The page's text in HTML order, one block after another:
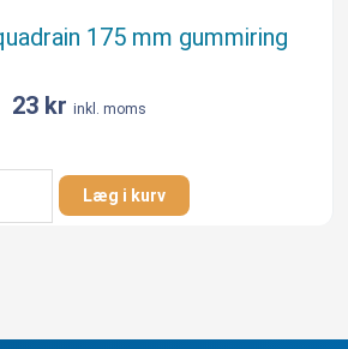
175 mm gummiring
23 kr inkl. moms
Aquadrain
Læg i kurv